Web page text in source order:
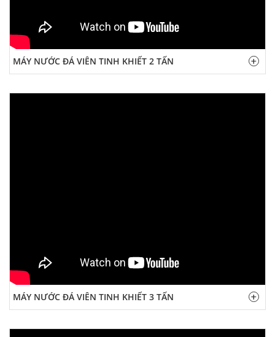
MÁY NƯỚC ĐÁ VIÊN TINH KHIẾT 2 TẤN
MÁY NƯỚC ĐÁ VIÊN TINH KHIẾT 3 TẤN